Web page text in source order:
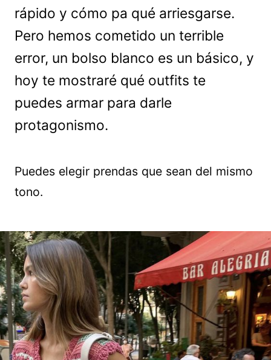
rápido y cómo pa qué arriesgarse.
Pero hemos cometido un terrible
error, un bolso blanco es un básico, y
hoy te mostraré qué outfits te
puedes armar para darle
protagonismo.
Puedes elegir prendas que sean del mismo
tono.